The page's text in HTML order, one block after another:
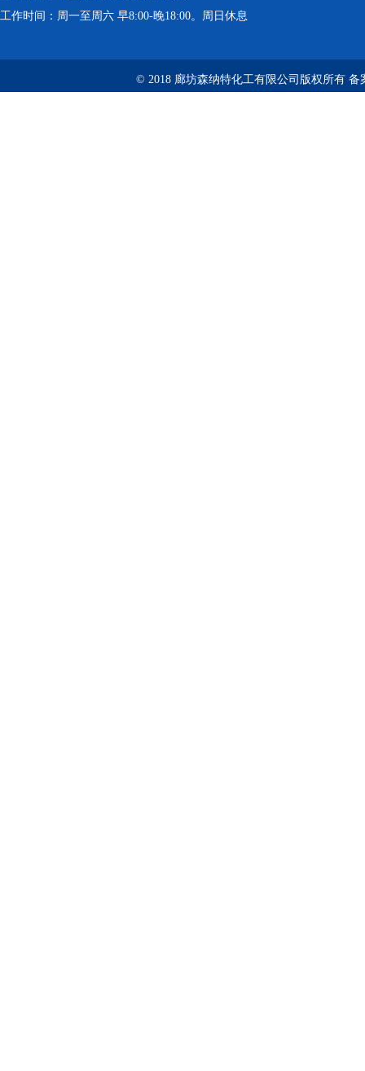
工作时间：周一至周六 早8:00-晚18:00。周日休息
© 2018 廊坊森纳特化工有限公司版权所有 备